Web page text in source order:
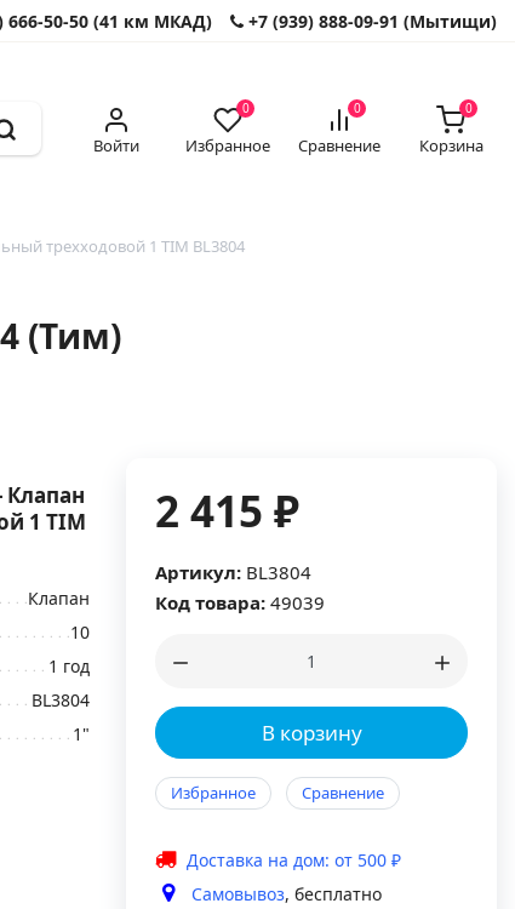
666-50-50 (41 км МКАД) +7 (939) 888-09-91 (Мытищи)
Войти
0
Избранное
0
Сравнение
0
Корзина
трехходовой 1 TIM BL3804
(Тим)
2 415 ₽
Артикул: BL3804
Код товара: 49039
В корзину
Избранное Сравнение
Доставка на дом: от 500 ₽
Самовывоз, бесплатно
Клапан
1 TIM
Клапан
10
1 год
BL3804
1"